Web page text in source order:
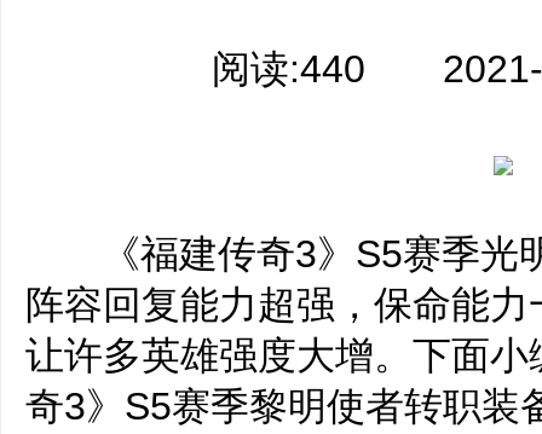
阅读:440 2021-
《福建传奇3》S5赛季光
阵容回复能力超强，保命能
让许多英雄强度大增。下面
奇3》S5赛季黎明使者转职装